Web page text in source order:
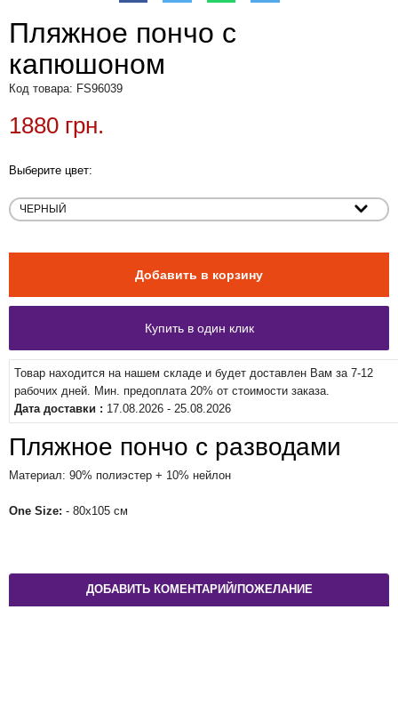
Пляжное пончо с
капюшоном
Код товара: FS96039
1880 грн.
Выберите цвет:
Товар находится на нашем складе и будет доставлен Вам за 7-12
рабочих дней. Мин. предоплата 20% от стоимости заказа.
Дата доставки : 17.08.2026 - 25.08.2026
Пляжное пончо с разводами
Материал: 90% полиэстер + 10% нейлон
One Size: - 80x105 см
ДОБАВИТЬ КОМЕНТАРИЙ/ПОЖЕЛАНИЕ